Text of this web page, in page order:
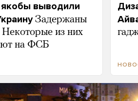
выводили
Задержаны
из них
на ФСБ